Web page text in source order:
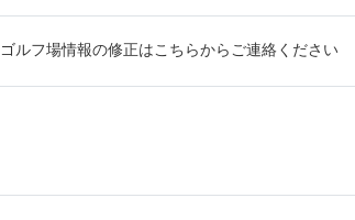
ゴルフ場情報の修正はこちらからご連絡ください